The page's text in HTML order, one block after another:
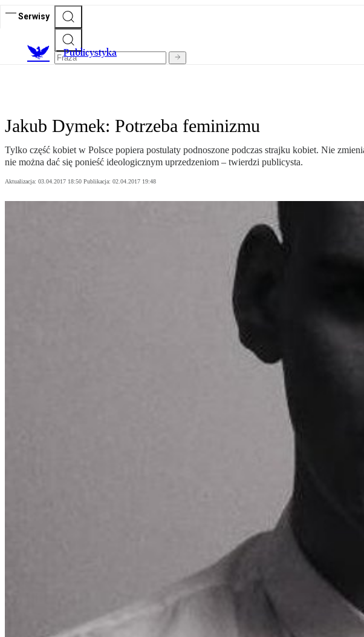
Serwisy
Publicystyka
Jakub Dymek: Potrzeba feminizmu
Tylko część kobiet w Polsce popiera postulaty podnoszone podczas strajku kobiet. Nie
nie można dać się ponieść ideologicznym uprzedzeniom – twierdzi publicysta.
Aktualizacja: 03.04.2017 18:50 Publikacja: 02.04.2017 19:48